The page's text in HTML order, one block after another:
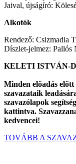
Jaival, újságíró:
Alkotók
Rendező: Csizmadia
Díszlet-jelmez: Pallós
KELETI ISTVÁN-
Minden előadás előtt
szavazataik
szavazólapok
kattintva.
kedvencei!
TOVÁBB A